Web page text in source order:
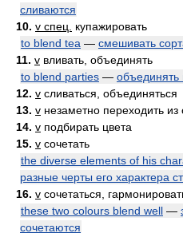
сливаются
10. v спец.
купажировать
to blend tea — смешивать
11. v вливать, объединять
to blend parties — объединять
12. v сливаться, объединяться
13. v незаметно переходить из
14. v подбирать цвета
15. v сочетать
the diverse elements of his
разные черты его характера
16. v сочетаться,
these two colours blend well —
сочетаются